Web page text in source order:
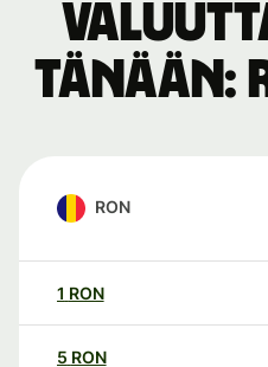
tänään:
RON
1 RON
5 RON